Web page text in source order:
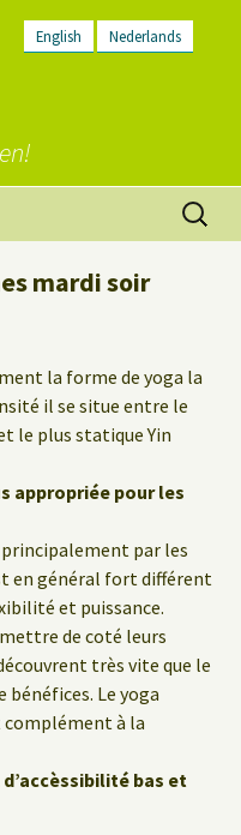
English Nederlands
mardi soir
la forme de yoga la
il se situe entre le
le plus statique Yin
appropriée pour les
par les
en général fort différent
et puissance.
de coté leurs
très vite que le
Le yoga
à la
bas et